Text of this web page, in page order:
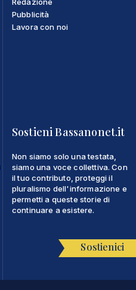
Pubblicità
Lavora con noi
Sostieni Bassanonet.it
Non siamo solo una testata,
siamo una voce collettiva. Con
il tuo contributo, proteggi il
pluralismo dell'informazione e
permetti a queste storie di
continuare a esistere.
Sostienici